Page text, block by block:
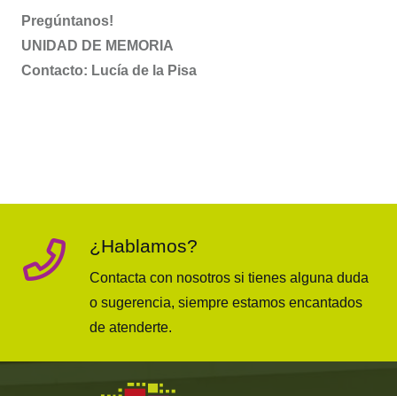
Pregúntanos!
UNIDAD DE MEMORIA
Contacto: Lucía de la Pisa
¿Hablamos?
Contacta con nosotros si tienes alguna duda
o sugerencia, siempre estamos encantados
de atenderte.